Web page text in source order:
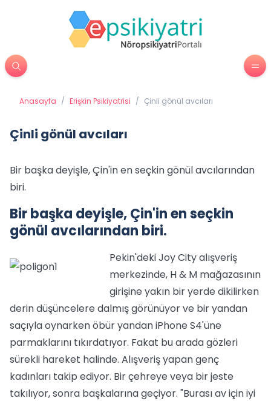
Anasayfa / Erişkin Psikiyatrisi / Çinli gönül avcıları
Çinli gönül avcıları
Bir başka deyişle, Çin'in en seçkin gönül avcılarından
biri.
Bir başka deyişle, Çin'in en seçkin
gönül avcılarından biri.
Pekin'deki Joy City alışveriş
merkezinde, H & M mağazasının
girişine yakın bir yerde dikilirken
derin düşüncelere dalmış görünüyor ve bir yandan
saçıyla oynarken öbür yandan iPhone S4'üne
parmaklarını tıkırdatıyor. Fakat bu arada gözleri
sürekli hareket halinde. Alışveriş yapan genç
kadınları takip ediyor. Bir çehreye veya bir jeste
takılıyor, sonra başkalarına geçiyor. "Burası av için iyi